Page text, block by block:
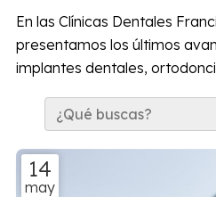
En las Clínicas Dentales
presentamos los últimos
implantes dentales,
14
may